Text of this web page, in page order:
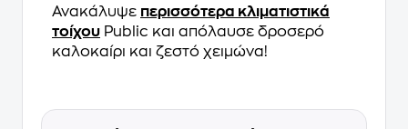
Ανακάλυψε περισσότερα κλιματιστικά
τοίχου Public και απόλαυσε δροσερό
καλοκαίρι και ζεστό χειμώνα!